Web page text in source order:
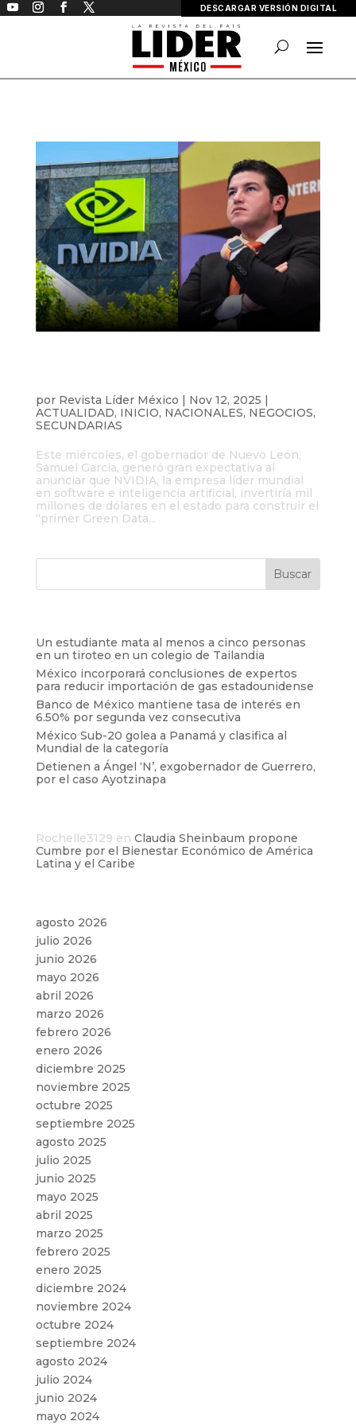
DESCARGAR VERSIÓN DIGITAL
por Revista Líder México | Nov 12, 2025 |
ACTUALIDAD, INICIO, NACIONALES, NEGOCIOS,
SECUNDARIAS
Este miércoles, el gobernador de Nuevo León,
Samuel García, generó gran expectativa al
anunciar que NVIDIA, la empresa líder mundial
en software e inteligencia artificial, invertiría mil
millones de dólares en el estado para construir el
“primer Green Data...
Un estudiante mata al menos a cinco personas
en un tiroteo en un colegio de Tailandia
México incorporará conclusiones de expertos
para reducir importación de gas estadounidense
Banco de México mantiene tasa de interés en
6.50% por segunda vez consecutiva
México Sub-20 golea a Panamá y clasifica al
Mundial de la categoría
Detienen a Ángel ‘N’, exgobernador de Guerrero,
por el caso Ayotzinapa
Rochelle3129 en Claudia Sheinbaum propone
Cumbre por el Bienestar Económico de América
Latina y el Caribe
agosto 2026
julio 2026
junio 2026
mayo 2026
abril 2026
marzo 2026
febrero 2026
enero 2026
diciembre 2025
noviembre 2025
octubre 2025
septiembre 2025
agosto 2025
julio 2025
junio 2025
mayo 2025
abril 2025
marzo 2025
febrero 2025
enero 2025
diciembre 2024
noviembre 2024
octubre 2024
septiembre 2024
agosto 2024
julio 2024
junio 2024
mayo 2024